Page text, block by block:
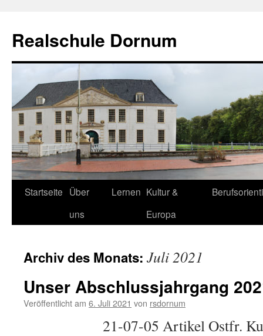
springen
Realschule Dornum
Startseite Über
uns
Lernen Kultur &
Europa
Archiv des Monats: Juli 2021
Unser Abschlussjahrgang
Veröffentlicht am 6. Juli 2021 von rsdornum
21-07-05 Artikel Ostfr.